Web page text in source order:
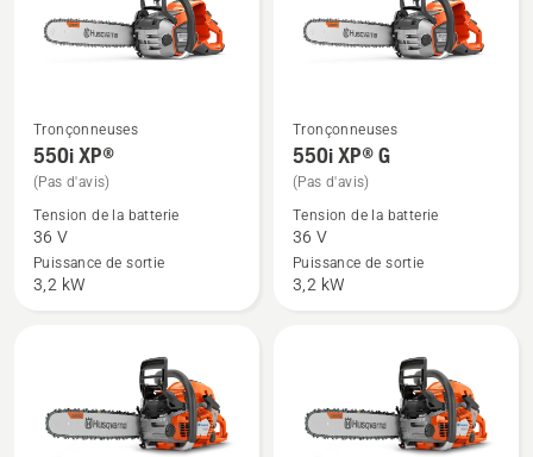
produit
Voir
plus
de
détails
sur
550i
Tronçonneuses
550i XP®
(Pas d'avis)
Tension de la batterie
36 V
Puissance de sortie
3,2 kW
Voir
plus
de
détails
sur
550i XP® G
Tronçonneuses
550i XP® G
(Pas d'avis)
Tension de la batterie
36 V
Puissance de sortie
3,2 kW